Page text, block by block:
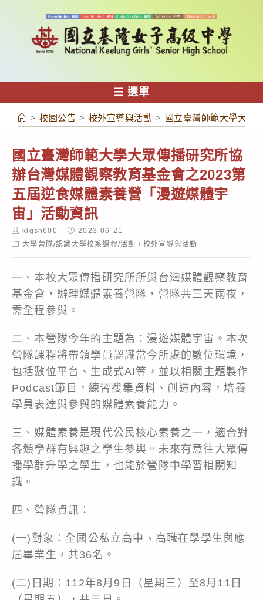
容
選單
> 校園公告 > 校外宣導與活動 > 國立臺灣師範大學大眾
國立臺灣師範大學大眾傳播研究所協
辦台灣媒體觀察教育基金會之2023第
五屆逆食媒體素養營「漫遊媒體宇
宙」活動資訊
Post
author:
klgsh600
Post
published:
2023-06-21
Post大學營隊/認識大學校系課程/活動 / 校外宣導與活動
一、本校大眾傳播研究所所與台灣媒體觀察教育
基金會，辦理媒體素養營隊，營隊共三天兩夜，
需全程參與。
二、本營隊今年的主題為：漫遊媒體宇宙。本次
營隊課程將帶領學員認識當今所處的數位環境，
包括數位平台、生成式AI等，並以相關主題製作
Podcast節目，練習搜集資料、創造內容，培養
學員表達與參與的媒體素養能力。
三、媒體素養是現代公民核心素養之一，適合對
各類學群有興趣之學生參與。未來有意往大眾傳
播學群升學之學生，也能於營隊中學習相關知
識。
四、營隊資訊：
(一)對象：全國公私立高中、高職在學學生與應
屆畢業生，共36名。
(二)日期：112年8月9日（星期三）至8月11日